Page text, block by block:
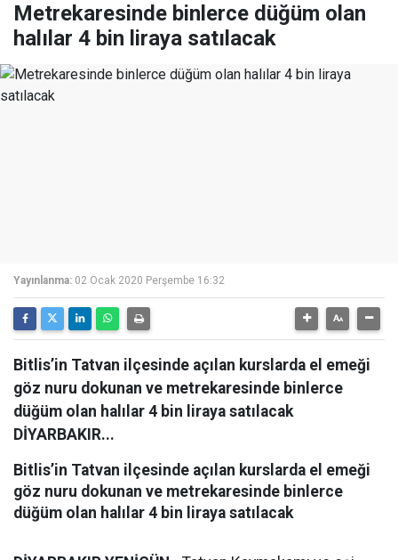
Metrekaresinde binlerce düğüm olan
halılar 4 bin liraya satılacak
Yayınlanma: 02 Ocak 2020 Perşembe 16:32
Bitlis’in Tatvan ilçesinde açılan kurslarda el emeği
göz nuru dokunan ve metrekaresinde binlerce
düğüm olan halılar 4 bin liraya satılacak
DİYARBAKIR...
Bitlis’in Tatvan ilçesinde açılan kurslarda el emeği
göz nuru dokunan ve metrekaresinde binlerce
düğüm olan halılar 4 bin liraya satılacak